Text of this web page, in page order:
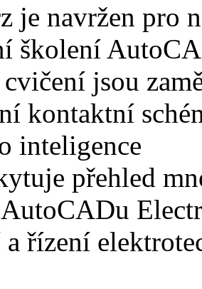
je navržen pro
školení
jsou
kontaktní
inteligence
přehled
řízení